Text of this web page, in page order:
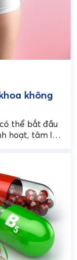
không
thể bắt đầu
hoạt, tâm lý